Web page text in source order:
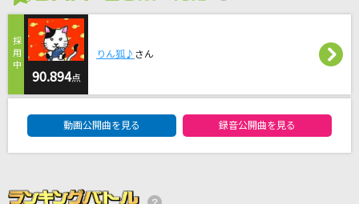
KinKi Kids
メトロノーム
ヴァンパイア
DECO*27
負け犬にアンコールはいらない
90.894点
りん狐♪ さん
動画公開曲を見る 録音公開曲を見る